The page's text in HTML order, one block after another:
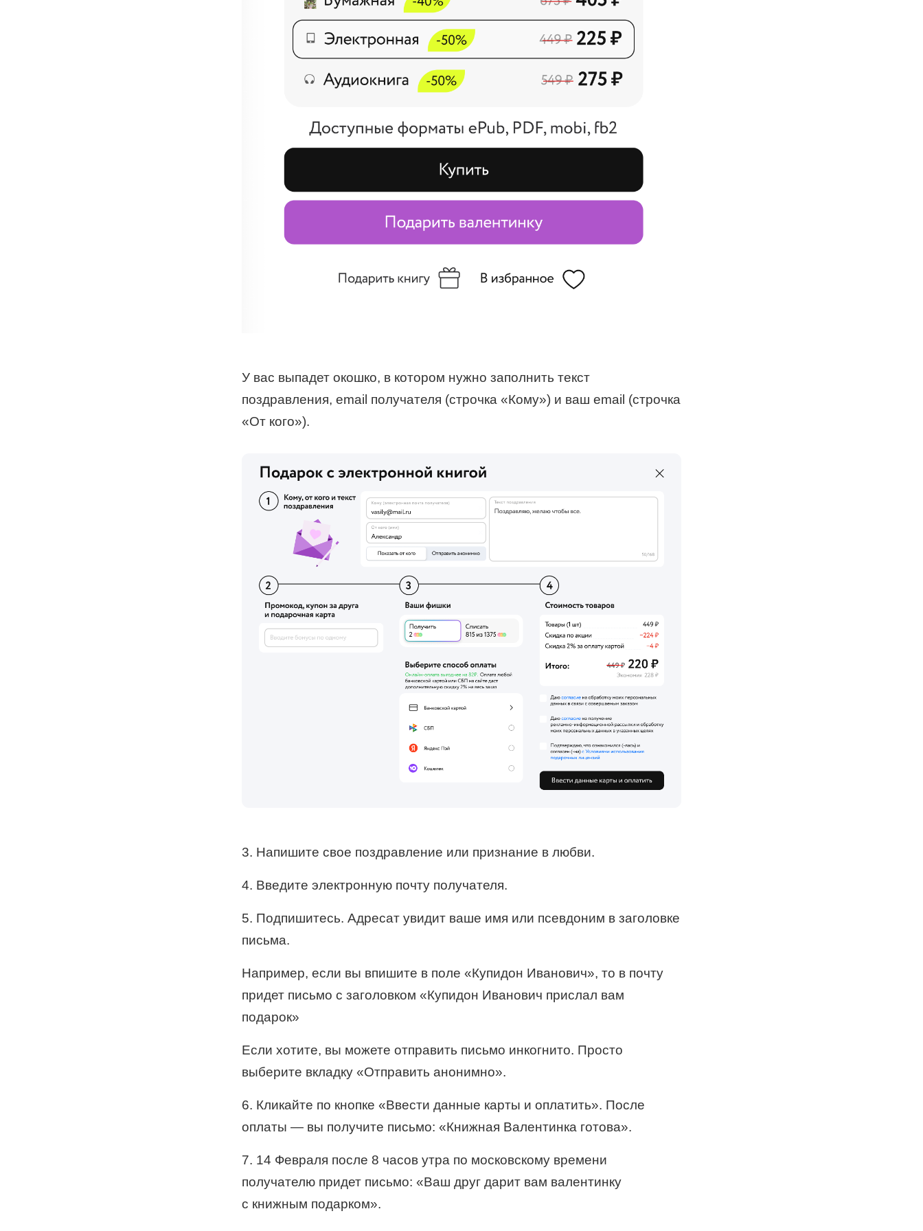
У вас выпадет окошко, в котором нужно заполнить текст
поздравления, email получателя (строчка «Кому») и ваш email (строчка
«От кого»).
3. Напишите свое поздравление или признание в любви.
4. Введите электронную почту получателя.
5. Подпишитесь. Адресат увидит ваше имя или псевдоним в заголовке
письма.
Например, если вы впишите в поле «Купидон Иванович», то в почту
придет письмо с заголовком «Купидон Иванович прислал вам
подарок»
Если хотите, вы можете отправить письмо инкогнито. Просто
выберите вкладку «Отправить анонимно».
6. Кликайте по кнопке «Ввести данные карты и оплатить». После
оплаты — вы получите письмо: «Книжная Валентинка готова».
7. 14 Февраля после 8 часов утра по московскому времени
получателю придет письмо: «Ваш друг дарит вам валентинку
с книжным подарком».